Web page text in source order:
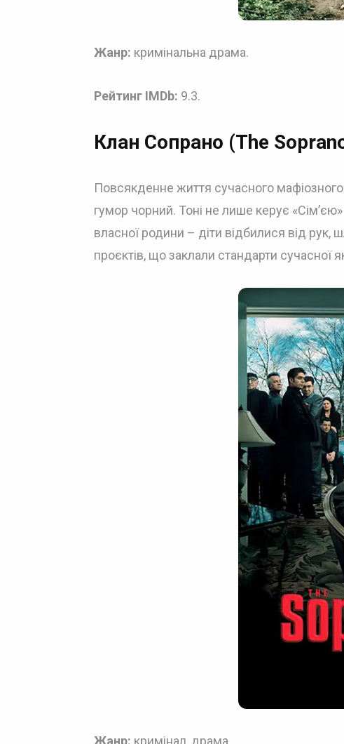
Жанр: кримінальна драма.
Рейтинг IMDb: 9.3.
Клан Сопрано (The
Повсякденне життя сучасного мафіозного
гумор чорний. Тоні не лише керує
власної родини – діти відбилися від
проєктів, що заклали стандарти сучасної
Жанр: кримінал, драма.